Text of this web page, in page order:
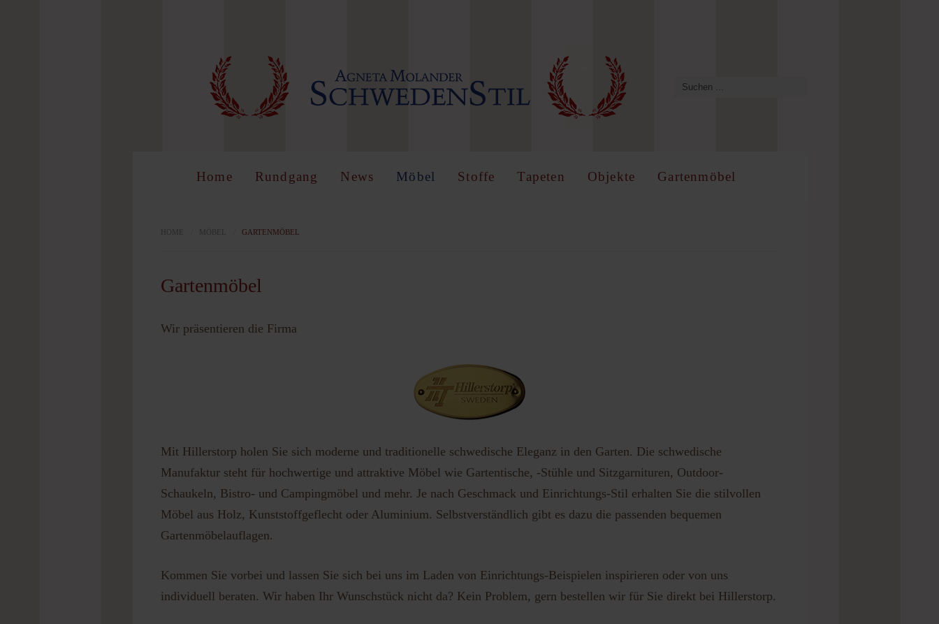
Home Rundgang News Möbel Stoffe Tapeten Objekte Gartenmöbel
HOME MÖBEL GARTENMÖBEL
Gartenmöbel
Wir präsentieren die Firma
Mit Hillerstorp holen Sie sich moderne und traditionelle schwedische Eleganz in den Garten. Die schwedische
Manufaktur steht für hochwertige und attraktive Möbel wie Gartentische, -Stühle und Sitzgarnituren, Outdoor-
Schaukeln, Bistro- und Campingmöbel und mehr. Je nach Geschmack und Einrichtungs-Stil erhalten Sie die stilvollen
Möbel aus Holz, Kunststoffgeflecht oder Aluminium. Selbstverständlich gibt es dazu die passenden bequemen
Gartenmöbelauflagen.
Kommen Sie vorbei und lassen Sie sich bei uns im Laden von Einrichtungs-Beispielen inspirieren oder von uns
individuell beraten. Wir haben Ihr Wunschstück nicht da? Kein Problem, gern bestellen wir für Sie direkt bei Hillerstorp.
LOG IN